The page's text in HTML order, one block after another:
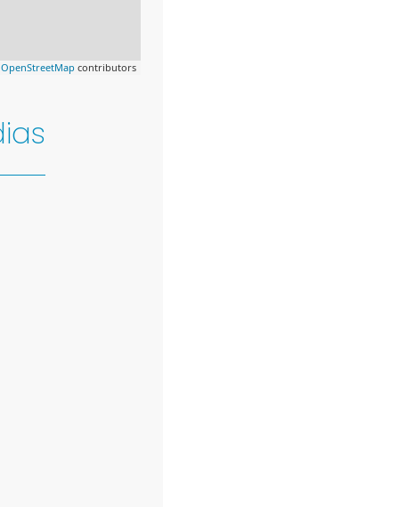
OpenStreetMap contributors